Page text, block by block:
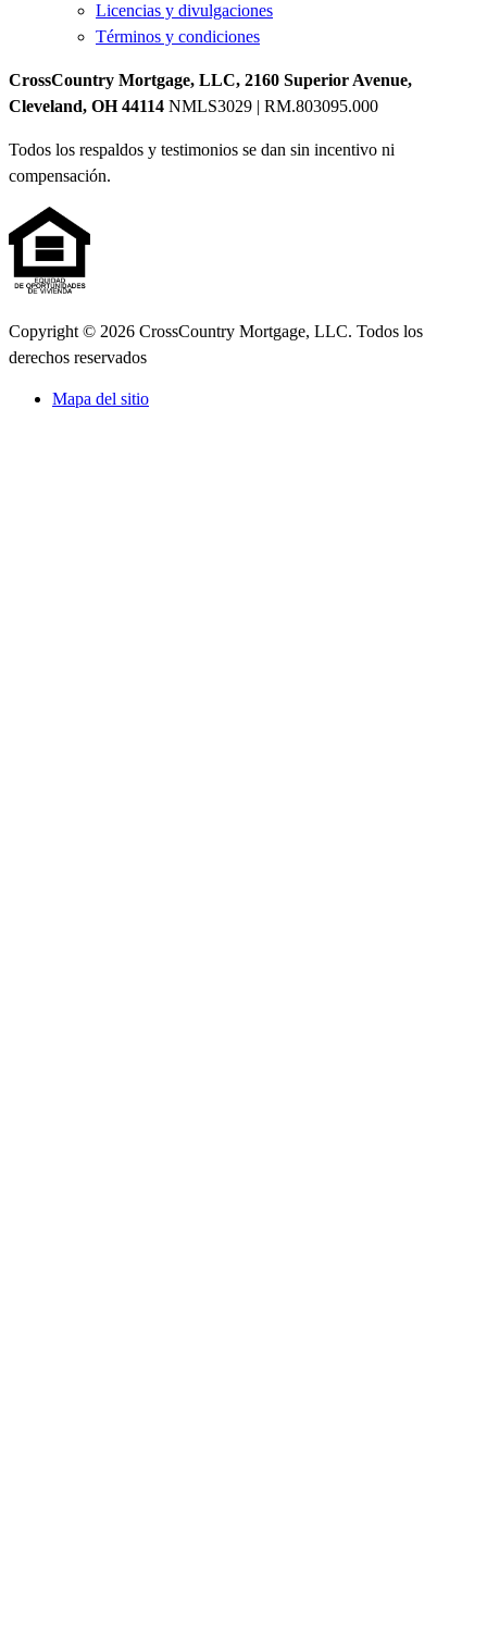
Licencias y divulgaciones
Términos y condiciones
CrossCountry Mortgage, LLC, 2160 Superior Avenue,
Cleveland, OH 44114 NMLS3029 | RM.803095.000
Todos los respaldos y testimonios se dan sin incentivo ni
compensación.
Copyright © 2026 CrossCountry Mortgage, LLC. Todos los
derechos reservados
Mapa del sitio